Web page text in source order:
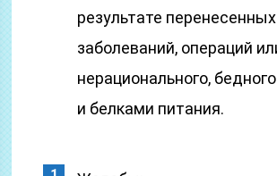
результате перенесенных
заболеваний, операций
нерационального,
и белками питания.